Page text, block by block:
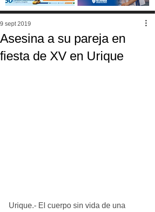
Asesina a su pareja en
fiesta de XV en Urique
9 sept 2019
Urique.- El cuerpo sin vida de una